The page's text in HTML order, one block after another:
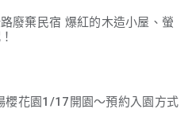
廢棄民宿 爆紅的木造小屋、螢
櫻花園1/17開園～預約入園方式